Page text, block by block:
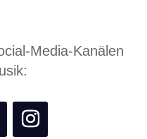
Media-Kanälen